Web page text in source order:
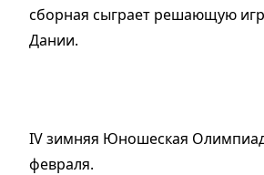
сборная сыграет решающую
Дании.
IV зимняя Юношеская
февраля.